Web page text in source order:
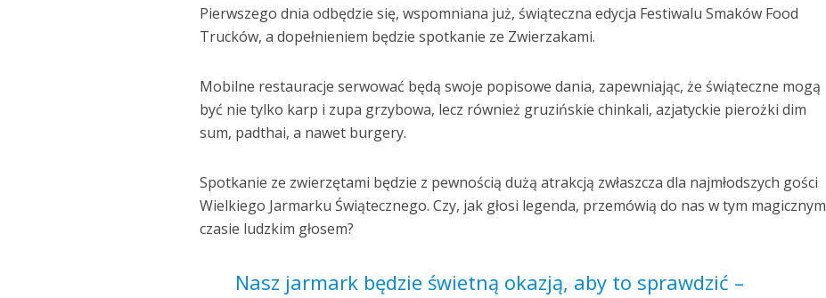
Pierwszego dnia odbędzie się, wspomniana już, świąteczna edycja Festiwalu Smaków Food
Trucków, a dopełnieniem będzie spotkanie ze Zwierzakami.
Mobilne restauracje serwować będą swoje popisowe dania, zapewniając, że świąteczne mogą
być nie tylko karp i zupa grzybowa, lecz również gruzińskie chinkali, azjatyckie pierożki dim
sum, padthai, a nawet burgery.
Spotkanie ze zwierzętami będzie z pewnością dużą atrakcją zwłaszcza dla najmłodszych gości
Wielkiego Jarmarku Świątecznego. Czy, jak głosi legenda, przemówią do nas w tym magicznym
czasie ludzkim głosem?
Nasz jarmark będzie świetną okazją, aby to sprawdzić –